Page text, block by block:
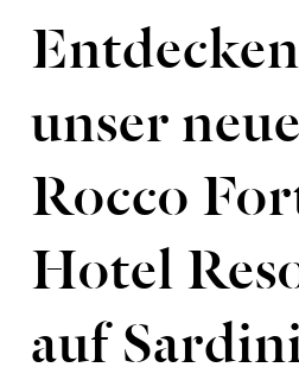
unser
Rocco
Hotel
auf